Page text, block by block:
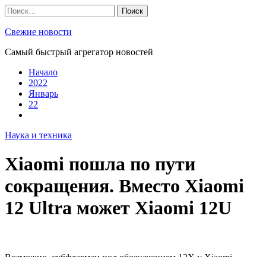
Skip
to
content
Найти:
Свежие новости
Самый быстрый агрегатор новостей
Начало
2022
Январь
22
Наука и техника
Xiaomi пошла по пути
сокращения. Вместо Xiaomi
12 Ultra может Xiaomi 12U